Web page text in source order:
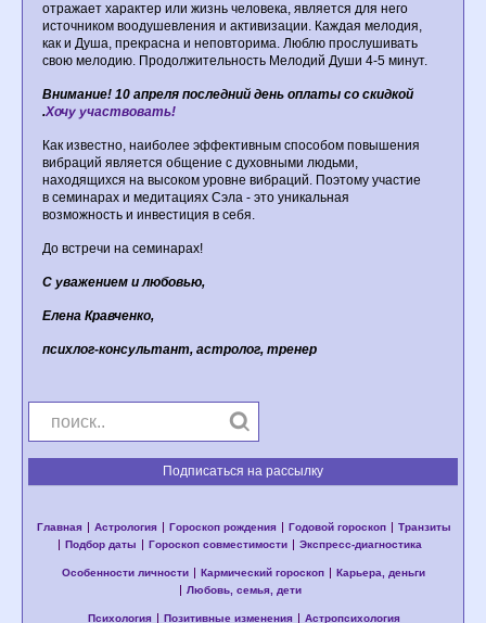
отражает характер или жизнь человека, является для него
источником воодушевления и активизации. Каждая мелодия,
как и Душа, прекрасна и неповторима. Люблю прослушивать
свою мелодию. Продолжительность Мелодий Души 4-5 минут.
Внимание! 10 апреля последний день оплаты со скидкой
.Хочу участвовать!
Как известно, наиболее эффективным способом повышения
вибраций является общение с духовными людьми,
находящихся на высоком уровне вибраций. Поэтому участие
в семинарах и медитациях Сэла - это уникальная
возможность и инвестиция в себя.
До встречи на семинарах!
С уважением и любовью,
Елена Кравченко,
психлог-консультант, астролог, тренер
Подписаться на рассылку
Главная Астрология Гороскоп рождения Годовой гороскоп
Транзиты
Подбор даты
Гороскоп совместимости Экспресс-диагностика
Особенности личности Кармический гороскоп
Карьера, деньги
Любовь, семья, дети
Психология Позитивные изменения Астропсихология